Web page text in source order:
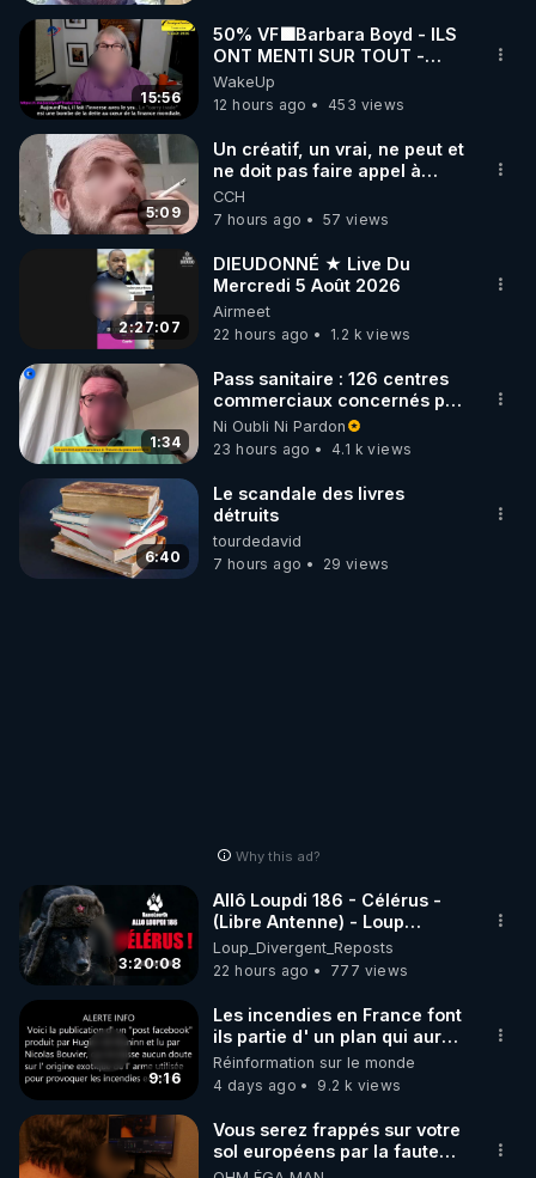
15:56
50% VF🟩Barbara Boyd - ILS
ONT MENTI SUR TOUT -
Jocelyne Traduction
WakeUp
12 hours ago
453 views
5:09
Un créatif, un vrai, ne peut et
ne doit pas faire appel à
l'intelligence artificielle
CCH
7 hours ago
57 views
2:27:07
DIEUDONNÉ ★ Live Du
Mercredi 5 Août 2026
Airmeet
22 hours ago
1.2 k views
1:34
Pass sanitaire : 126 centres
commerciaux concernés par
l'obligation dans toute la
France
Ni Oubli Ni Pardon
23 hours ago
4.1 k views
6:40
Le scandale des livres
détruits
tourdedavid
7 hours ago
29 views
Why this ad?
3:20:08
Allô Loupdi 186 - Célérus -
(Libre Antenne) - Loup
Divergent 2026.08.06
Loup_Divergent_Reposts
22 hours ago
777 views
9:16
Les incendies en France font
ils partie d' un plan qui aurait
débuté le 11 septembre 2001
?
Réinformation sur le monde
4 days ago
9.2 k views
Vous serez frappés sur votre
sol européens par la faute
des dirigeants qui s'en